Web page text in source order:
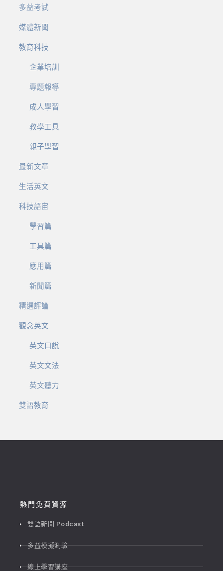
多益考試
媒體新聞
教育科技
企業培訓
專題報導
成人學習
教學工具
親子學習
最新文章
生活英文
科技語宙
學習篇
工具篇
應用篇
新聞篇
精選評論
觀念英文
英文口說
英文文法
英文聽力
雙語教育
熱門免費資源
雙語新聞 Podcast
多益模擬測驗
線上學習講座